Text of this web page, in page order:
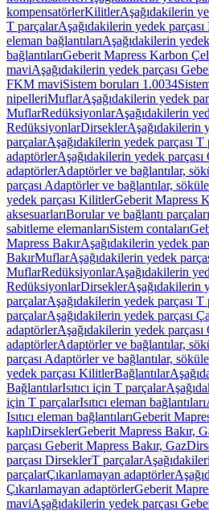
kompensatörlerKilitlerAşağıdakilerin
T parçalarAşağıdakilerin yedek parçası
eleman bağlantılarıAşağıdakilerin yedek
bağlantılarıGeberit Mapress Karbon
maviAşağıdakilerin yedek parçası
FKM maviSistem boruları 1.0034
nipelleriMuflarAşağıdakilerin yedek
MuflarRedüksiyonlarAşağıdakilerin
RedüksiyonlarDirseklerAşağıdakilerin
parçalarAşağıdakilerin yedek parçası T
adaptörlerAşağıdakilerin yedek parçası
adaptörlerAdaptörler ve bağlantılar,
parçası Adaptörler ve bağlantılar,
yedek parçası KilitlerGeberit Mapress
aksesuarlarıBorular ve bağlantı
sabitleme elemanlarıSistem contaları
Mapress BakırAşağıdakilerin yedek
BakırMuflarAşağıdakilerin yedek
MuflarRedüksiyonlarAşağıdakilerin
RedüksiyonlarDirseklerAşağıdakilerin
parçalarAşağıdakilerin yedek parçası T
parçalarAşağıdakilerin yedek parçası
adaptörlerAşağıdakilerin yedek parçası
adaptörlerAdaptörler ve bağlantılar,
parçası Adaptörler ve bağlantılar,
yedek parçası KilitlerBağlantılar
BağlantılarIsıtıcı için T parçalar
için T parçalarIsıtıcı eleman bağlantıları
Isıtıcı eleman bağlantılarıGeberit
kaplıDirseklerGeberit Mapress Bakır,
parçası Geberit Mapress Bakır, Gaz
parçası DirseklerT parçalar
parçalarÇıkarılamayan adaptörler
Çıkarılamayan adaptörlerGeberit
maviAşağıdakilerin yedek parçası